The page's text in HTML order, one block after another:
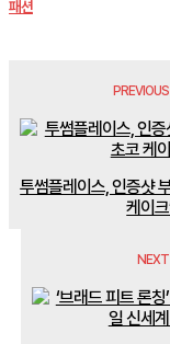
패션
투썸플레이스, 인증샷
케이크